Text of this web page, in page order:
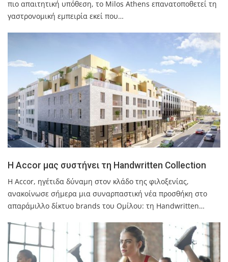
πιο απαιτητική υπόθεση, το Milos Athens επανατοποθετεί τη
γαστρονομική εμπειρία εκεί που…
Η Accor μας συστήνει τη Handwritten Collection
Η Accor, ηγέτιδα δύναμη στον κλάδο της φιλοξενίας,
ανακοίνωσε σήμερα μια συναρπαστική νέα προσθήκη στο
απαράμιλλο δίκτυο brands του Ομίλου: τη Handwritten…